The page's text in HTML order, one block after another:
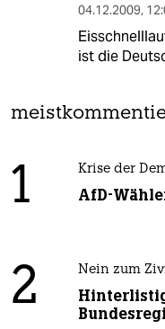
04.12.2009,
ist die
1 Krise der
AfD-
2 Nein zum